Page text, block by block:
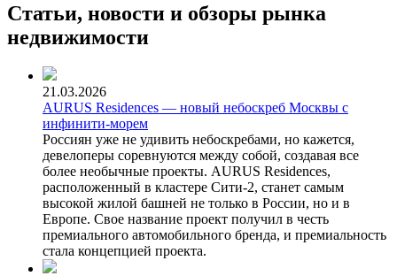
Статьи, новости и обзоры рынка
недвижимости
21.03.2026
AURUS Residences — новый небоскреб Москвы с
инфинити-морем
Россиян уже не удивить небоскребами, но кажется,
девелоперы соревнуются между собой, создавая все
более необычные проекты. AURUS Residences,
расположенный в кластере Сити-2, станет самым
высокой жилой башней не только в России, но и в
Европе. Свое название проект получил в честь
премиального автомобильного бренда, и премиальность
стала концепцией проекта.